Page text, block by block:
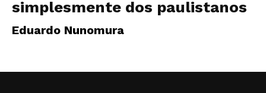
simplesmente dos paulistanos
Eduardo Nunomura